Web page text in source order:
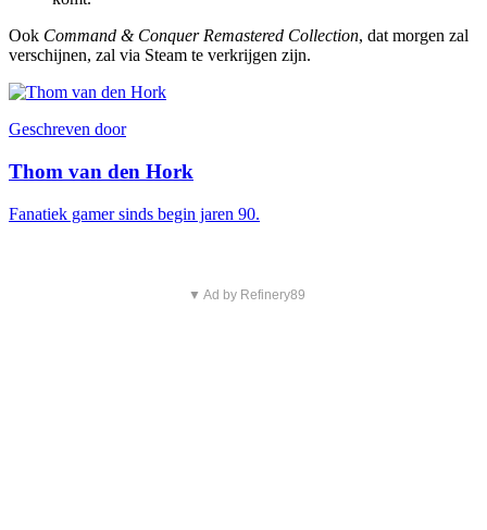
Ook Command & Conquer Remastered Collection, dat morgen zal
verschijnen, zal via Steam te verkrijgen zijn.
Geschreven door
Thom van den Hork
Fanatiek gamer sinds begin jaren 90.
▼ Ad by Refinery89